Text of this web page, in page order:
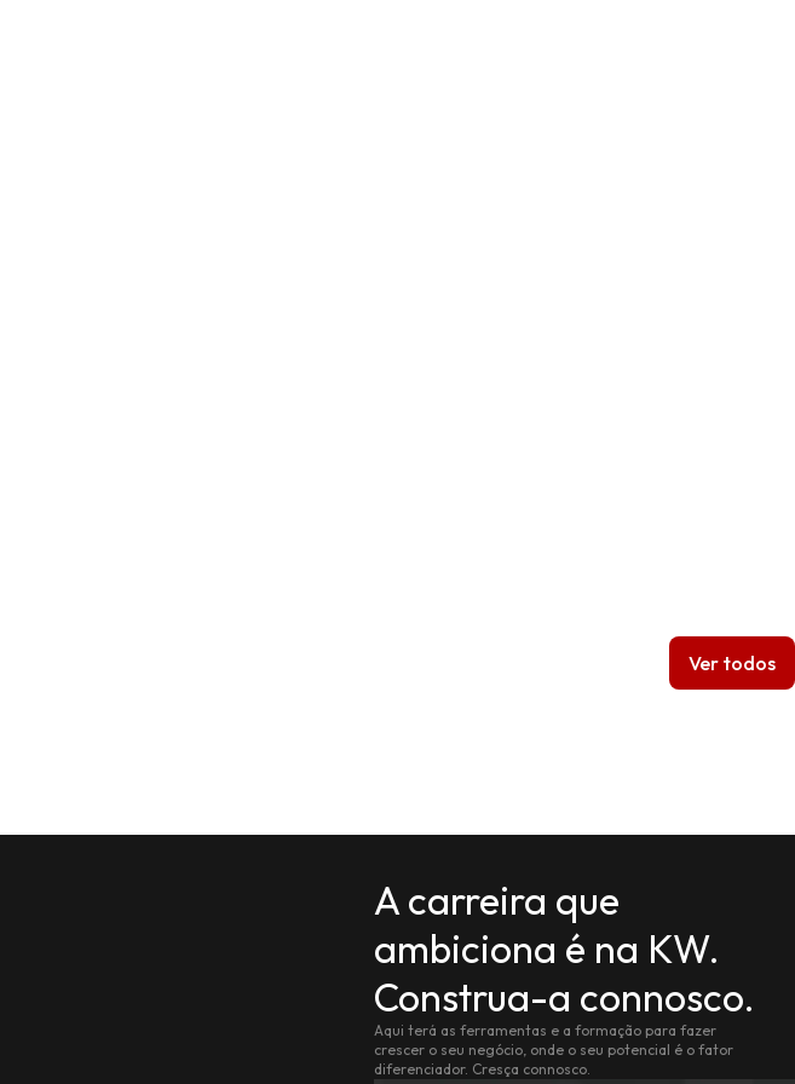
Ver todos
A carreira que
ambiciona é na KW.
Construa-a connosco.
Aqui terá as ferramentas e a formação para fazer
crescer o seu negócio, onde o seu potencial é o fator
diferenciador. Cresça connosco.